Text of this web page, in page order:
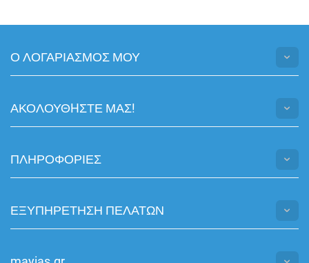
Ο ΛΟΓΑΡΙΑΣΜΟΣ ΜΟΥ
ΑΚΟΛΟΥΘHΣΤΕ ΜΑΣ!
ΠΛΗΡΟΦΟΡΙΕΣ
ΕΞΥΠΗΡΕΤΗΣΗ ΠΕΛΑΤΩΝ